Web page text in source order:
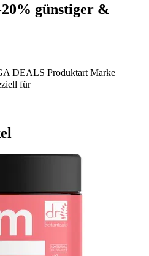
günstiger &
DEALS Produktart Marke
für